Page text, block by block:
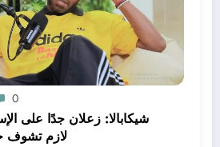
0
شيكابالا: زعلان جدًا على
لازم تشوف